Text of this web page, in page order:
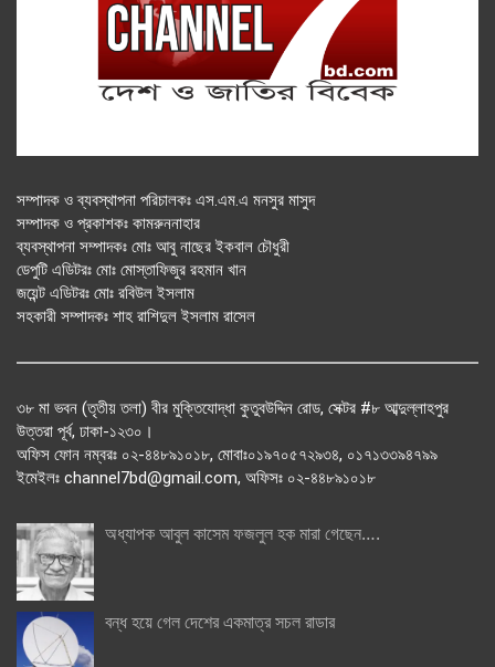
সম্পাদক ও ব্যবস্থাপনা পরিচালকঃ এস.এম.এ মনসুর মাসুদ
সম্পাদক ও প্রকাশকঃ কামরুননাহার
ব্যবস্থাপনা সম্পাদকঃ মোঃ আবু নাছের ইকবাল চৌধুরী
ডেপুটি এডিটরঃ মোঃ মোস্তাফিজুর রহমান খান
জয়েন্ট এডিটরঃ মোঃ রবিউল ইসলাম
সহকারী সম্পাদকঃ শাহ রাশিদুল ইসলাম রাসেল
৩৮ মা ভবন (তৃতীয় তলা) বীর মুক্তিযোদ্ধা কুতুবউদ্দিন রোড, সেক্টর #৮ আব্দুল্লাহপুর
উত্তরা পূর্ব, ঢাকা-১২৩০।
অফিস ফোন নম্বরঃ ০২-৪৪৮৯১০১৮, মোবাঃ০১৯৭০৫৭২৯৩৪, ০১৭১৩৩৯৪৭৯৯
ইমেইলঃ channel7bd@gmail.com, অফিসঃ ০২-৪৪৮৯১০১৮
অধ্যাপক আবুল কাসেম ফজলুল হক মারা গেছেন….
বন্ধ হয়ে গেল দেশের একমাত্র সচল রাডার